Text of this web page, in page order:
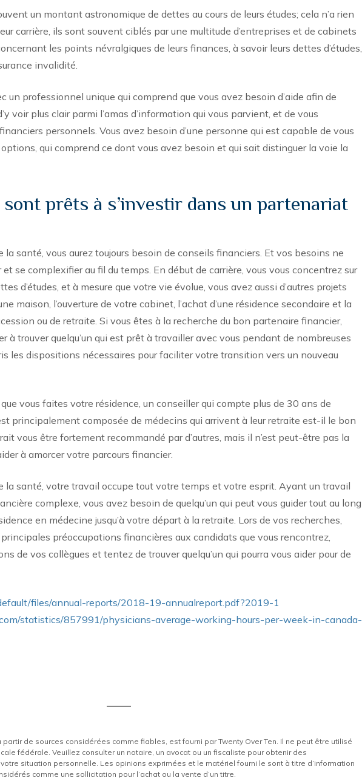
un montant astronomique de dettes au cours de leurs études; cela n’a rien
carrière, ils sont souvent ciblés par une multitude d’entreprises et de cabinets
les points névralgiques de leurs finances, à savoir leurs dettes d’études,
invalidité.
un professionnel unique qui comprend que vous avez besoin d’aide afin de
voir plus clair parmi l’amas d’information qui vous parvient, et de vous
personnels. Vous avez besoin d’une personne qui est capable de vous
qui comprend ce dont vous avez besoin et qui sait distinguer la voie la
prêts à s’investir dans un partenariat
santé, vous aurez toujours besoin de conseils financiers. Et vos besoins ne
et se complexifier au fil du temps. En début de carrière, vous vous concentrez sur
d’études, et à mesure que votre vie évolue, vous avez aussi d’autres projets
maison, l’ouverture de votre cabinet, l’achat d’une résidence secondaire et la
ou de retraite. Si vous êtes à la recherche du bon partenaire financier,
à trouver quelqu’un qui est prêt à travailler avec vous pendant de nombreuses
les dispositions nécessaires pour faciliter votre transition vers un nouveau
vous faites votre résidence, un conseiller qui compte plus de 30 ans de
principalement composée de médecins qui arrivent à leur retraite est-il le bon
vous être fortement recommandé par d’autres, mais il n’est peut-être pas la
à amorcer votre parcours financier.
la santé, votre travail occupe tout votre temps et votre esprit. Ayant un travail
complexe, vous avez besoin de quelqu’un qui peut vous guider tout au long
en médecine jusqu’à votre départ à la retraite. Lors de vos recherches,
préoccupations financières aux candidats que vous rencontrez,
de vos collègues et tentez de trouver quelqu’un qui pourra vous aider pour de
files/annual-reports/2018-19-annualreport.pdf?2019-1
statistics/857991/physicians-average-working-hours-per-week-in-canada-
de sources considérées comme fiables, est fourni par Twenty Over Ten. Il ne peut être utilisé
fédérale. Veuillez consulter un notaire, un avocat ou un fiscaliste pour obtenir des
situation personnelle. Les opinions exprimées et le matériel fourni le sont à titre d’information
comme une sollicitation pour l’achat ou la vente d’un titre.